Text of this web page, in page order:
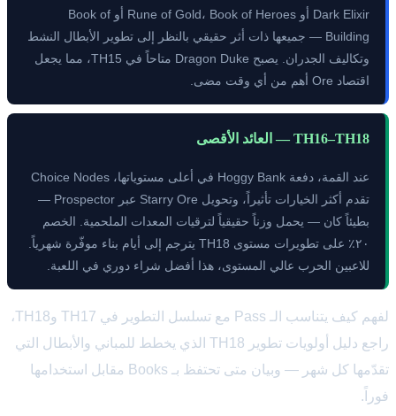
Dark Elixir أو Rune of Gold، Book of Heroes أو Book of
Building — جميعها ذات أثر حقيقي بالنظر إلى تطوير الأبطال النشط
وتكاليف الجدران. يصبح Dragon Duke متاحاً في TH15، مما يجعل
اقتصاد Ore أهم من أي وقت مضى.
TH16–TH18 — العائد الأقصى
عند القمة، دفعة Hoggy Bank في أعلى مستوياتها، Choice Nodes
تقدم أكثر الخيارات تأثيراً، وتحويل Starry Ore عبر Prospector —
بطيئاً كان — يحمل وزناً حقيقياً لترقيات المعدات الملحمية. الخصم
٢٠٪ على تطويرات مستوى TH18 يترجم إلى أيام بناء موفّرة شهرياً.
للاعبين الحرب عالي المستوى، هذا أفضل شراء دوري في اللعبة.
لفهم كيف يتناسب الـ Pass مع تسلسل التطوير في TH17 وTH18،
راجع دليل أولويات تطوير TH18 الذي يخطط للمباني والأبطال التي
تقدّمها كل شهر — وبيان متى تحتفظ بـ Books مقابل استخدامها
فوراً.